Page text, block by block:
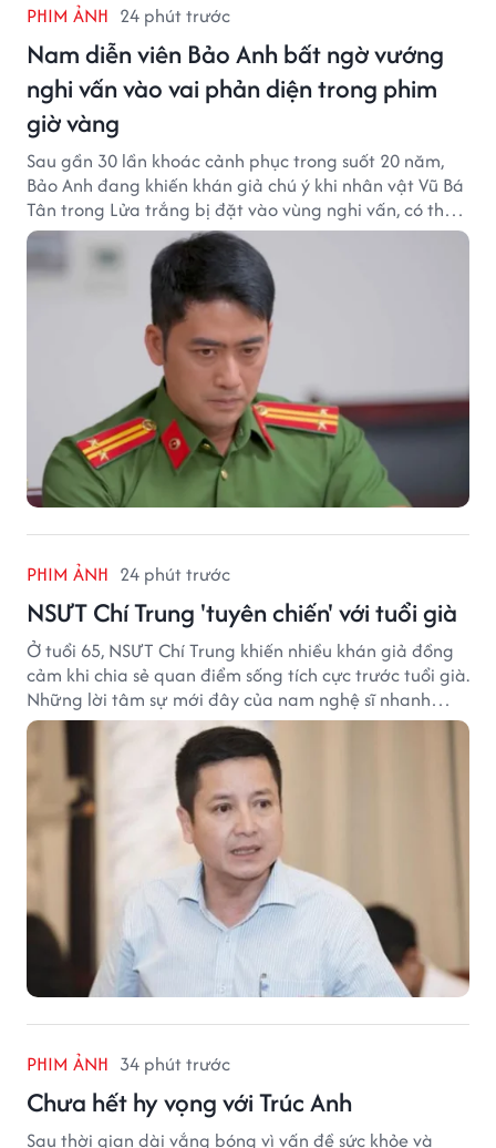
PHIM ẢNH 24 phút trước
Nam diễn viên Bảo Anh bất ngờ vướng
nghi vấn vào vai phản diện trong phim
giờ vàng
Sau gần 30 lần khoác cảnh phục trong suốt 20 năm,
Bảo Anh đang khiến khán giả chú ý khi nhân vật Vũ Bá
Tân trong Lửa trắng bị đặt vào vùng nghi vấn, có thể
trở thành cú đảo chiều lớn của phim giờ vàng.
PHIM ẢNH 24 phút trước
NSƯT Chí Trung 'tuyên chiến' với tuổi già
Ở tuổi 65, NSƯT Chí Trung khiến nhiều khán giả đồng
cảm khi chia sẻ quan điểm sống tích cực trước tuổi già.
Những lời tâm sự mới đây của nam nghệ sĩ nhanh
chóng nhận được sự quan tâm trên mạng xã hội.
PHIM ẢNH 34 phút trước
Chưa hết hy vọng với Trúc Anh
Sau thời gian dài vắng bóng vì vấn đề sức khỏe và